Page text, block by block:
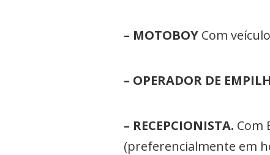
– MOTOBOY Com
– OPERADOR DE
– RECEPCIONISTA. Com
(preferencialmente em